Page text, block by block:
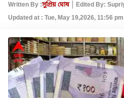
Written By :সুপ্রিয় ঘোষ
Edited By:
Updated at : Tue, May 19,2026, 11:56 pm